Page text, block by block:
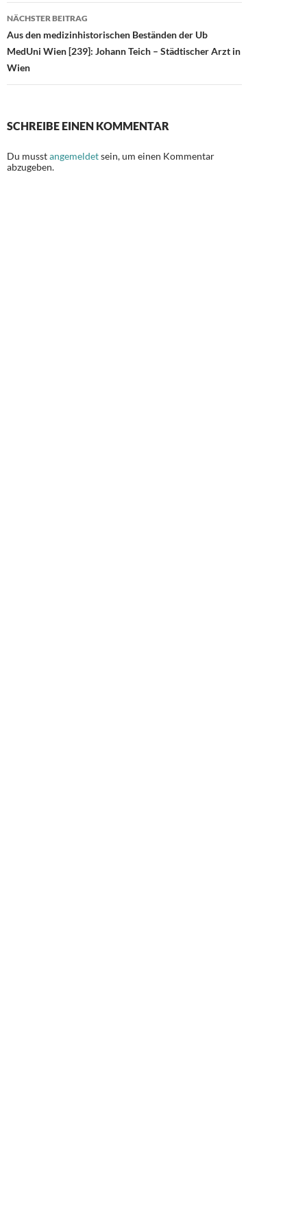
NÄCHSTER BEITRAG
Aus den medizinhistorischen Beständen der Ub
MedUni Wien [239]: Johann Teich – Städtischer Arzt in
Wien
SCHREIBE EINEN KOMMENTAR
Du musstangemeldetsein, um einen Kommentar
abzugeben.